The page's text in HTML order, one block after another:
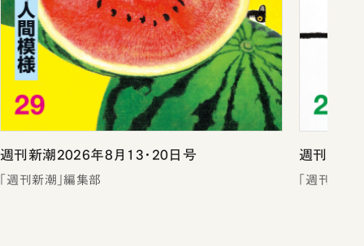
週刊新潮2026年8月13・20日号
「週刊新潮」編集部
週刊新潮
「週刊新潮